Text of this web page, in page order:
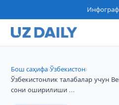
Бош саҳифа›Ўзбекистон›
Ўзбекистонлик талабалар учун
сони оширилиши …